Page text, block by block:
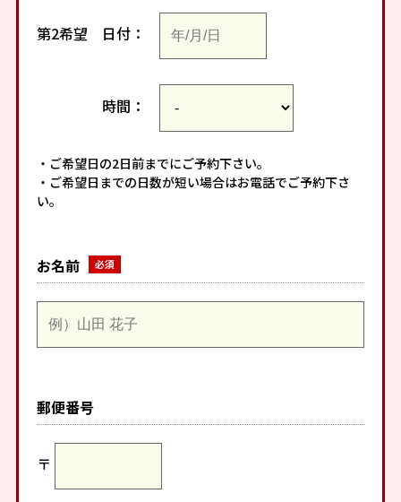
第2希望 日付：
時間：
・ご希望日の2日前までにご予約下さい。
・ご希望日までの日数が短い場合はお電話でご予約下さ
い。
お名前
郵便番号
〒